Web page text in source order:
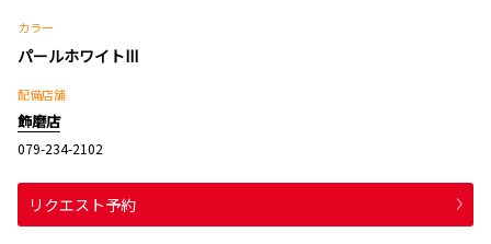
カラー
パールホワイトIII
配備店舗
飾磨店
079-234-2102
リクエスト予約